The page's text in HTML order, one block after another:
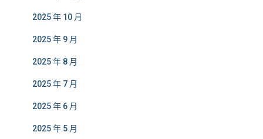
2025 年 10 月
2025 年 9 月
2025 年 8 月
2025 年 7 月
2025 年 6 月
2025 年 5 月